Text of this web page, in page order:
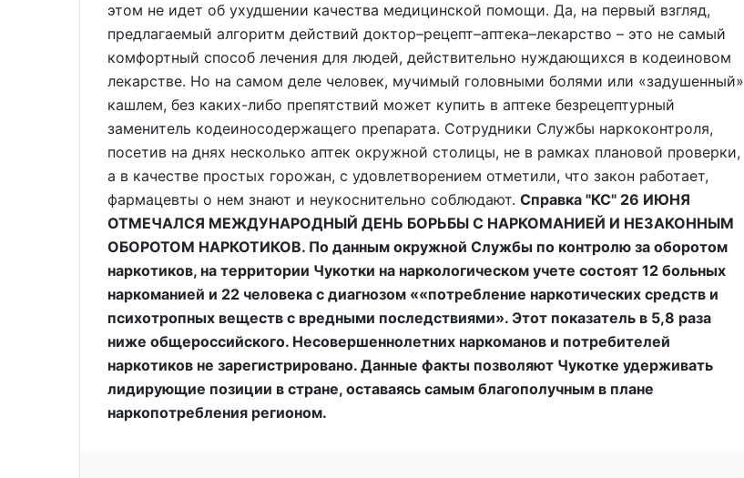
этом не идет об ухудшении качества медицинской помощи. Да, на первый взгляд,
предлагаемый алгоритм действий доктор–рецепт–аптека–лекарство – это не самый
комфортный способ лечения для людей, действительно нуждающихся в кодеиновом
лекарстве. Но на самом деле человек, мучимый головными болями или «задушенный»
кашлем, без каких-либо препятствий может купить в аптеке безрецептурный
заменитель кодеиносодержащего препарата. Сотрудники Службы наркоконтроля,
посетив на днях несколько аптек окружной столицы, не в рамках плановой проверки,
а в качестве простых горожан, с удовлетворением отметили, что закон работает,
фармацевты о нем знают и неукоснительно соблюдают. Справка "КС" 26 ИЮНЯ
ОТМЕЧАЛСЯ МЕЖДУНАРОДНЫЙ ДЕНЬ БОРЬБЫ С НАРКОМАНИЕЙ И НЕЗАКОННЫМ
ОБОРОТОМ НАРКОТИКОВ. По данным окружной Службы по контролю за оборотом
наркотиков, на территории Чукотки на наркологическом учете состоят 12 больных
наркоманией и 22 человека с диагнозом ««потребление наркотических средств и
психотропных веществ с вредными последствиями». Этот показатель в 5,8 раза
ниже общероссийского. Несовершеннолетних наркоманов и потребителей
наркотиков не зарегистрировано. Данные факты позволяют Чукотке удерживать
лидирующие позиции в стране, оставаясь самым благополучным в плане
наркопотребления регионом.